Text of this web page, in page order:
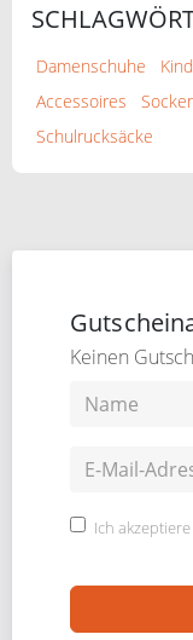
Damenschuhe
Accessoires
Schulrucksäcke
Keinen
Ich